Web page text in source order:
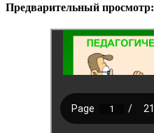
Предварительный просмотр: